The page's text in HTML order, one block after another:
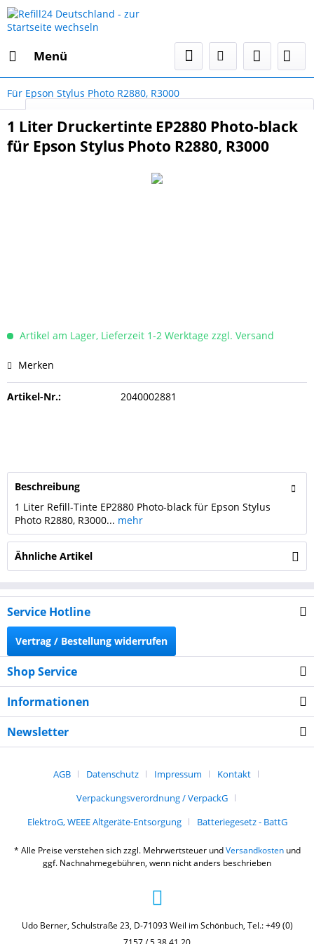
Menü
Für Epson Stylus Photo R2880, R3000
1 Liter Druckertinte EP2880 Photo-black
für Epson Stylus Photo R2880, R3000
Artikel am Lager, Lieferzeit 1-2 Werktage zzgl. Versand
Merken
Artikel-Nr.: 2040002881
Beschreibung
1 Liter Refill-Tinte EP2880 Photo-black für Epson Stylus
Photo R2880, R3000... mehr
Ähnliche Artikel
Service Hotline
Vertrag / Bestellung widerrufen
Shop Service
Informationen
Newsletter
AGB Datenschutz Impressum
Kontakt
Verpackungsverordnung / VerpackG
ElektroG, WEEE Altgeräte-Entsorgung
Batteriegesetz - BattG
* Alle Preise verstehen sich zzgl. Mehrwertsteuer undVersandkostenund
ggf. Nachnahmegebühren, wenn nicht anders beschrieben
Udo Berner, Schulstraße 23, D-71093 Weil im Schönbuch, Tel.: +49 (0)